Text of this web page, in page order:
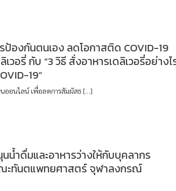
รป้องกันตนเอง ลดโอกาสติด COVID-19
วอรี่ กับ “3 วิธี สั่งอาหารเดลิเวอรี่อย่างไ
19”
นออนไลน์ เพื่อลดการสัมผัสธ […]
น้ำดื่มและอาหารว่างให้กับบุคลากร
ะทันตแพทยศาสตร์ จุฬาลงกรณ์